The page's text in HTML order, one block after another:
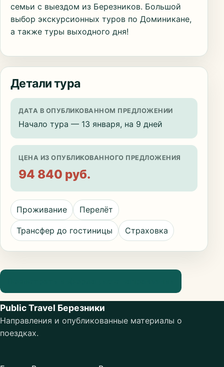
семьи с выездом из Березников. Большой
выбор экскурсионных туров по Доминикане,
а также туры выходного дня!
Детали тура
ДАТА В ОПУБЛИКОВАННОМ ПРЕДЛОЖЕНИИ
Начало тура — 13 января, на 9 дней
ЦЕНА ИЗ ОПУБЛИКОВАННОГО ПРЕДЛОЖЕНИЯ
94 840 руб.
Проживание Перелёт
Трансфер до гостиницы Страховка
Public Travel Березники
Направления и опубликованные материалы о
поездках.